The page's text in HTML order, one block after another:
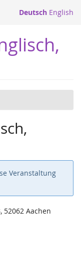
Deutsch English
Veranstaltung
52062 Aachen